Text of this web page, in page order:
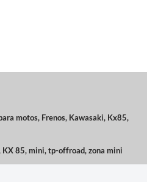
motos, Frenos, Kawasaki, Kx85,
KX 85,mini,tp-offroad,zona mini